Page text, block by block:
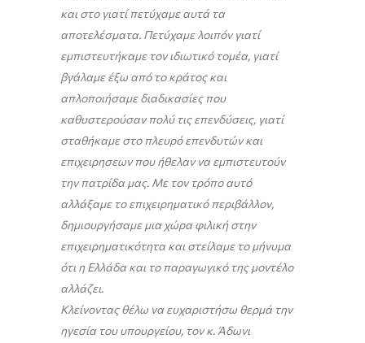
και στο γιατί πετύχαμε αυτά τα
αποτελέσματα. Πετύχαμε λοιπόν γιατί
εμπιστευτήκαμε τον ιδιωτικό τομέα, γιατί
βγάλαμε έξω από το κράτος και
απλοποιήσαμε διαδικασίες που
καθυστερούσαν πολύ τις επενδύσεις, γιατί
σταθήκαμε στο πλευρό επενδυτών και
επιχειρησεων που ήθελαν να εμπιστευτούν
την πατρίδα μας. Με τον τρόπο αυτό
αλλάξαμε το επιχειρηματικό περιβάλλον,
δημιουργήσαμε μια χώρα φιλική στην
επιχειρηματικότητα και στείλαμε το μήνυμα
ότι η Ελλάδα και το παραγωγικό της μοντέλο
αλλάζει.
Κλείνοντας θέλω να ευχαριστήσω θερμά την
ηγεσία του υπουργείου, τον κ. Άδωνι